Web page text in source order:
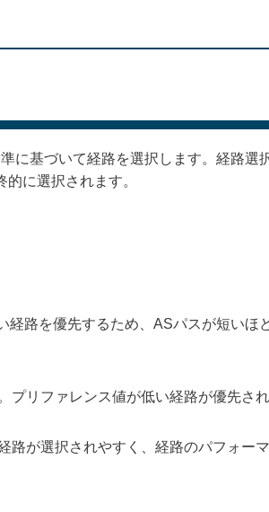
に基づいて経路を選択します。経路選
に選択されます。
路を優先するため、ASパスが短いほ
リファレンス値が低い経路が優先され
路が選択されやすく、経路のパフォー